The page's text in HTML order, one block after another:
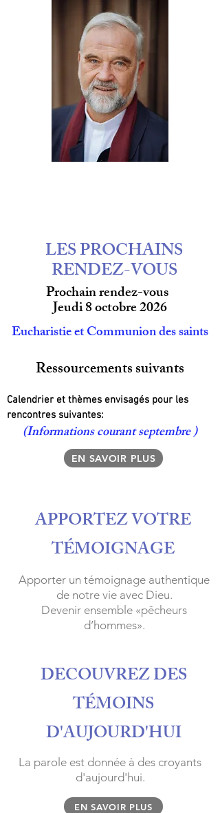
LES PROCHAINS
RENDEZ-VOUS
Prochain rendez-vous
Jeudi 8 octobre 2026
Eucharistie et Communion des saints
Ressourcements suivants​​
Calendrier et thèmes envisagés pour les
rencontres suivantes:
(Informations courant septembre )
EN SAVOIR PLUS
APPORTEZ VOTRE
TÉMOIGNAGE
Apporter un témoignage authentique
de notre vie avec Dieu.
Devenir ensemble «pêcheurs
d’hommes».
DECOUVREZ DES
TÉMOINS
D'AUJOURD'HUI
La parole est donnée à des croyants
d'aujourd'hui.
EN SAVOIR PLUS